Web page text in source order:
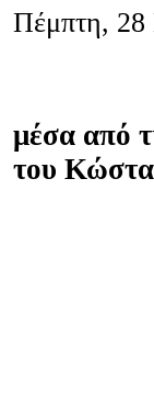
Πέμπτη, 28
μέσα από
του